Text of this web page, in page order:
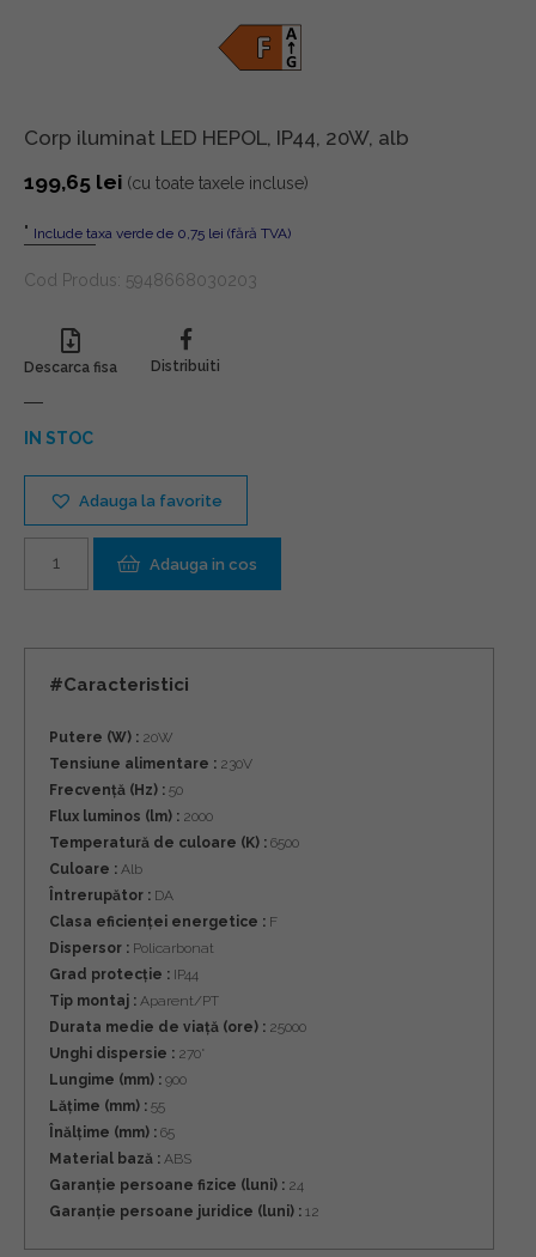
Corp iluminat LED HEPOL, IP44, 20W, alb
199,65 lei (cu toate taxele incluse)
" Include taxa verde de 0,75 lei (fără TVA)
Cod Produs: 5948668030203
Descarca fisa Distribuiti
IN STOC
Adauga la favorite
Adauga in cos
#Caracteristici
Putere (W) : 20W
Tensiune alimentare : 230V
Frecvență (Hz) : 50
Flux luminos (lm) : 2000
Temperatură de culoare (K) : 6500
Culoare : Alb
Întrerupător : DA
Clasa eficienței energetice : F
Dispersor : Policarbonat
Grad protecție : IP44
Tip montaj : Aparent/PT
Durata medie de viață (ore) : 25000
Unghi dispersie : 270˚
Lungime (mm) : 900
Lățime (mm) : 55
Înălțime (mm) : 65
Material bază : ABS
Garanție persoane fizice (luni) : 24
Garanție persoane juridice (luni) : 12